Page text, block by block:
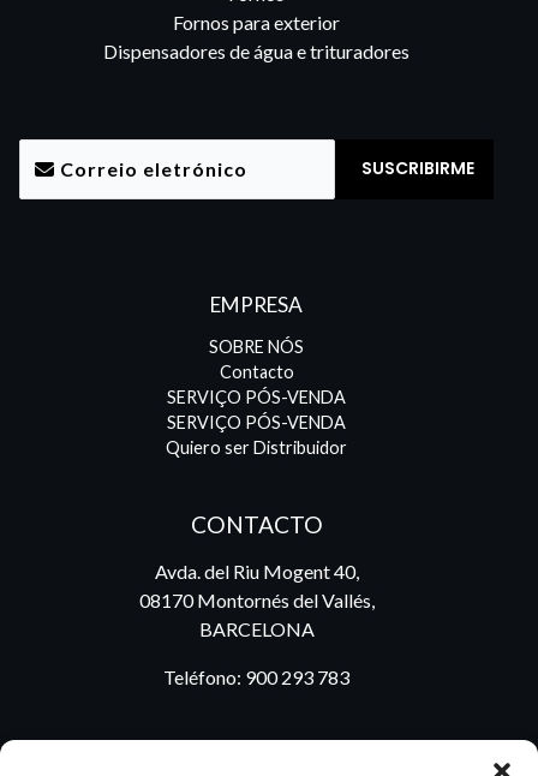
Fornos para exterior
Dispensadores de água e trituradores
EMPRESA
SOBRE NÓS
Contacto
SERVIÇO PÓS-VENDA
SERVIÇO PÓS-VENDA
Quiero ser Distribuidor
CONTACTO
Avda. del Riu Mogent 40,
08170 Montornés del Vallés,
BARCELONA
Teléfono: 900 293 783